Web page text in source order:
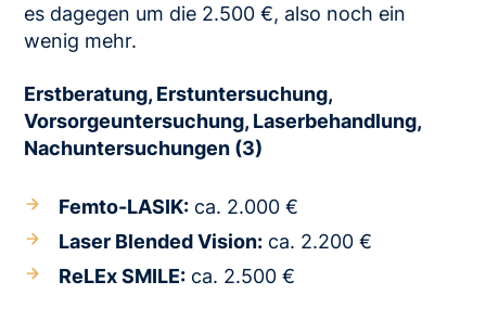
es dagegen um die 2.500 €, also noch ein
wenig mehr.
Erstberatung, Erstuntersuchung,
Vorsorgeuntersuchung, Laserbehandlung,
Nachuntersuchungen (3)
Femto-LASIK: ca. 2.000 €
Laser Blended Vision: ca. 2.200 €
ReLEx SMILE: ca. 2.500 €